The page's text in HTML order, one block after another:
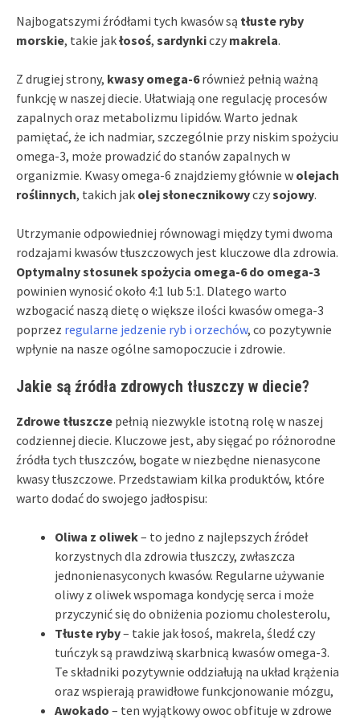
Najbogatszymi źródłami tych kwasów są tłuste ryby
morskie, takie jakłosoś, sardynkiczy makrela.
Z drugiej strony, kwasy omega-6również pełnią ważną
funkcję w naszej diecie. Ułatwiają one regulację procesów
zapalnych oraz metabolizmu lipidów. Warto jednak
pamiętać, że ich nadmiar, szczególnie przy niskim spożyciu
omega-3, może prowadzić do stanów zapalnych w
organizmie. Kwasy omega-6 znajdziemy głównie w olejach
roślinnych, takich jak olej słonecznikowyczysojowy.
Utrzymanie odpowiedniej równowagi między tymi dwoma
rodzajami kwasów tłuszczowych jest kluczowe dla zdrowia.
Optymalny stosunek spożycia omega-6 do omega-3
powinien wynosić około 4:1 lub 5:1. Dlatego warto
wzbogacić naszą dietę o większe ilości kwasów omega-3
poprzez regularne jedzenie ryb i orzechów, co pozytywnie
wpłynie na nasze ogólne samopoczucie i zdrowie.
Jakie są źródła zdrowych tłuszczy w diecie?
Zdrowe tłuszcze pełnią niezwykle istotną rolę w naszej
codziennej diecie. Kluczowe jest, aby sięgać po różnorodne
źródła tych tłuszczów, bogate w niezbędne nienasycone
kwasy tłuszczowe. Przedstawiam kilka produktów, które
warto dodać do swojego jadłospisu:
Oliwa z oliwek– to jedno z najlepszych źródeł
korzystnych dla zdrowia tłuszczy, zwłaszcza
jednonienasyconych kwasów. Regularne używanie
oliwy z oliwek wspomaga kondycję serca i może
przyczynić się do obniżenia poziomu cholesterolu,
Tłuste ryby– takie jak łosoś, makrela, śledź czy
tuńczyk są prawdziwą skarbnicą kwasów omega-3.
Te składniki pozytywnie oddziałują na układ krążenia
oraz wspierają prawidłowe funkcjonowanie mózgu,
Awokado – ten wyjątkowy owoc obfituje w zdrowe